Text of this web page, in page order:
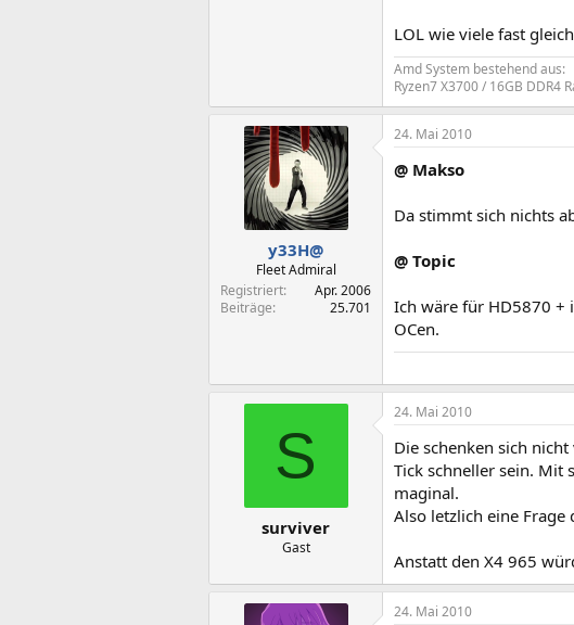
LOL wie viele fast
Amd System bestehend aus:
Ryzen7 X3700 / 16GB DDR4
y33H@
Fleet Admiral
Registriert
Apr. 2006
Beiträge
25.701
24. Mai 2010
@ Makso
Da stimmt sich nichts
@ Topic
Ich wäre für HD5870 +
OCen.
S
surviver
Gast
24. Mai 2010
Die schenken sich
Tick schneller sein. Mit
maginal.
Also letzlich eine Frage
Anstatt den X4 965
24. Mai 2010